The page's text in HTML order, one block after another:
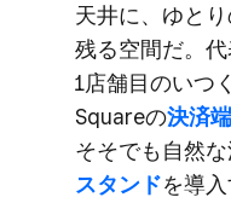
天井に、​ゆと
残る​空間だ。​
1店舗目の​いつ
Squareの決済
そそでも​自然
スタンドを​導